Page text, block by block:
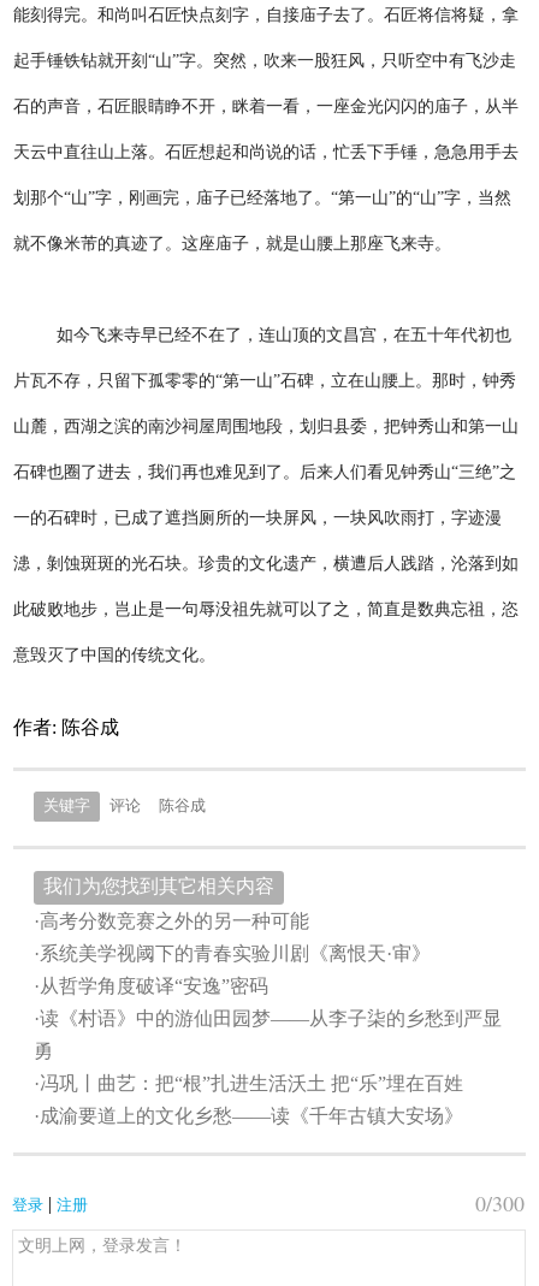
能刻得完。和尚叫石匠快点刻字，自接庙子去了。石匠将信将疑，拿
起手锤铁钻就开刻“山”字。突然，吹来一股狂风，只听空中有飞沙走
石的声音，石匠眼睛睁不开，眯着一看，一座金光闪闪的庙子，从半
天云中直往山上落。石匠想起和尚说的话，忙丢下手锤，急急用手去
划那个“山”字，刚画完，庙子已经落地了。“第一山”的“山”字，当然
就不像米芾的真迹了。这座庙子，就是山腰上那座飞来寺。
如今飞来寺早已经不在了，连山顶的文昌宫，在五十年代初也
片瓦不存，只留下孤零零的“第一山”石碑，立在山腰上。那时，钟秀
山麓，西湖之滨的南沙祠屋周围地段，划归县委，把钟秀山和第一山
石碑也圈了进去，我们再也难见到了。后来人们看见钟秀山“三绝”之
一的石碑时，已成了遮挡厕所的一块屏风，一块风吹雨打，字迹漫
漶，剝蚀斑斑的光石块。珍贵的文化遗产，横遭后人践踏，沦落到如
此破败地步，岂止是一句辱没祖先就可以了之，简直是数典忘祖，恣
意毁灭了中国的传统文化。
作者: 陈谷成
关键字 评论 陈谷成
我们为您找到其它相关内容
·高考分数竞赛之外的另一种可能
·系统美学视阈下的青春实验川剧《离恨天·审》
·从哲学角度破译“安逸”密码
·读《村语》中的游仙田园梦——从李子柒的乡愁到严显
勇
·冯巩丨曲艺：把“根”扎进生活沃土 把“乐”埋在百姓
·成渝要道上的文化乡愁——读《千年古镇大安场》
登录 | 注册 0/300